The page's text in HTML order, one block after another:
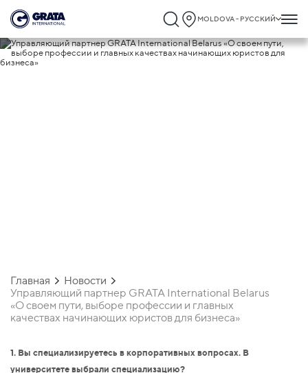
MOLDOVA - РУССКИЙ
Главная
Новости
Управляющий партнер GRATA International Belarus
«О своем пути, выборе профессии и главных
качествах начинающих юристов для бизнеса»
1. Вы специализируетесь в корпоративных вопросах. В
университете выбрали специализацию?